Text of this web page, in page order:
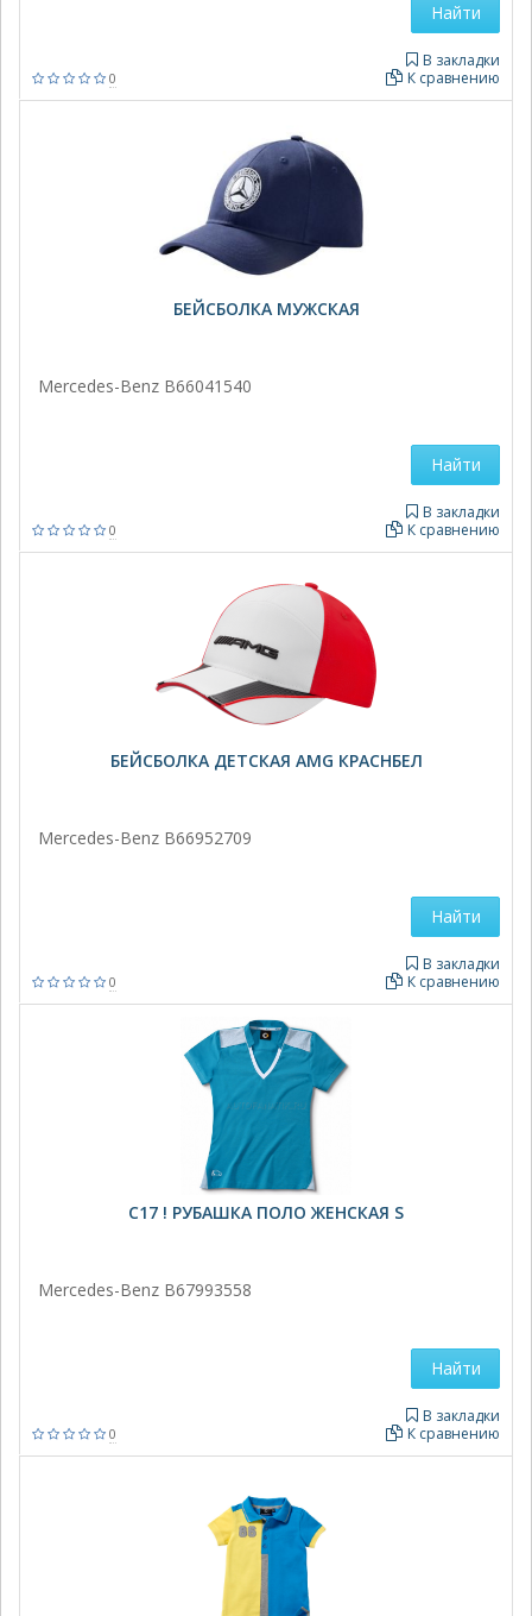
0
В закладки
К сравнению
Найти
БЕЙСБОЛКА МУЖСКАЯ
Mercedes-Benz В66041540
0
В закладки
К сравнению
Найти
БЕЙСБОЛКА ДЕТСКАЯ AMG КРАСНБЕЛ
Mercedes-Benz B66952709
0
В закладки
К сравнению
Найти
C17 ! РУБАШКА ПОЛО ЖЕНСКАЯ S
Mercedes-Benz B67993558
0
В закладки
К сравнению
Найти